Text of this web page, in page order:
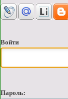
Войти
Пароль: